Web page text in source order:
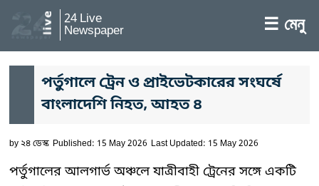
24 Live
Newspaper ☰ মেনু
পর্তুগালে ট্রেন ও প্রাইভেটকারের সংঘর্ষে
বাংলাদেশি নিহত, আহত ৪
by২৪ ডেস্ক Published: 15 May 2026 Last Updated: 15 May 2026
পর্তুগালের আলগার্ভ অঞ্চলে যাত্রীবাহী ট্রেনের সঙ্গে একটি